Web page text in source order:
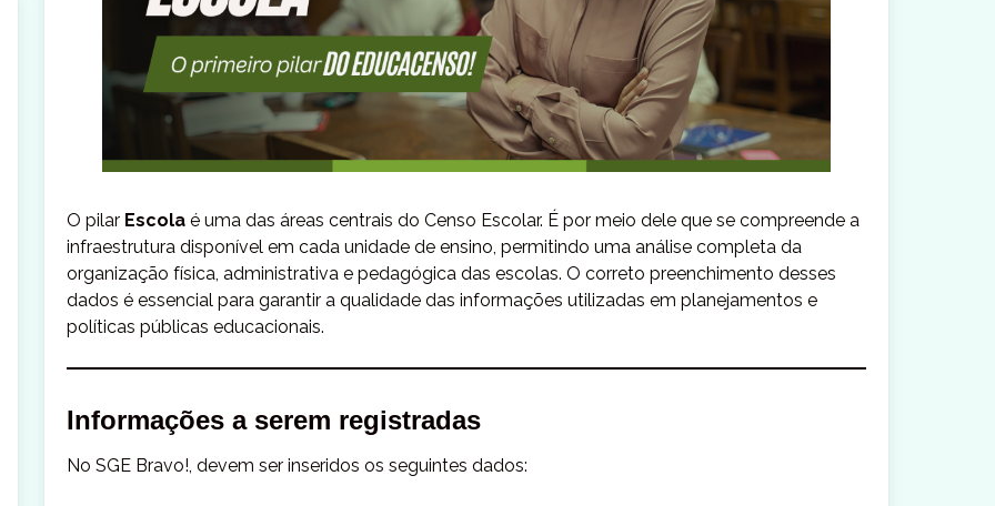
O pilar Escola é uma das áreas centrais do Censo Escolar. É por meio dele que se compreende a
infraestrutura disponível em cada unidade de ensino, permitindo uma análise completa da
organização física, administrativa e pedagógica das escolas. O correto preenchimento desses
dados é essencial para garantir a qualidade das informações utilizadas em planejamentos e
políticas públicas educacionais.
Informações a serem registradas
No SGE Bravo!, devem ser inseridos os seguintes dados: